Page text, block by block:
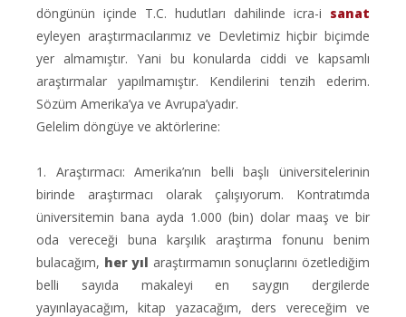
döngünün içinde T.C. hudutları dahilinde icra-i sanat
eyleyen araştırmacılarımız ve Devletimiz hiçbir biçimde
yer almamıştır. Yani bu konularda ciddi ve kapsamlı
araştırmalar yapılmamıştır. Kendilerini tenzih ederim.
Sözüm Amerika’ya ve Avrupa’yadır.
Gelelim döngüye ve aktörlerine:
1. Araştırmacı: Amerika’nın belli başlı üniversitelerinin
birinde araştırmacı olarak çalışıyorum. Kontratımda
üniversitemin bana ayda 1.000 (bin) dolar maaş ve bir
oda vereceği buna karşılık araştırma fonunu benim
bulacağım, her yıl araştırmamın sonuçlarını özetlediğim
belli sayıda makaleyi en saygın dergilerde
yayınlayacağım, kitap yazacağım, ders vereceğim ve